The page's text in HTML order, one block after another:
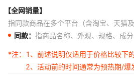
【全网销量】
指同款商品在多个平台（含淘宝、天猫
同款： 指商品名称、外观、规格、成
*注：
1、前述说明仅适用于价格比较下的
2、活动前的时间通常为预热期/爆